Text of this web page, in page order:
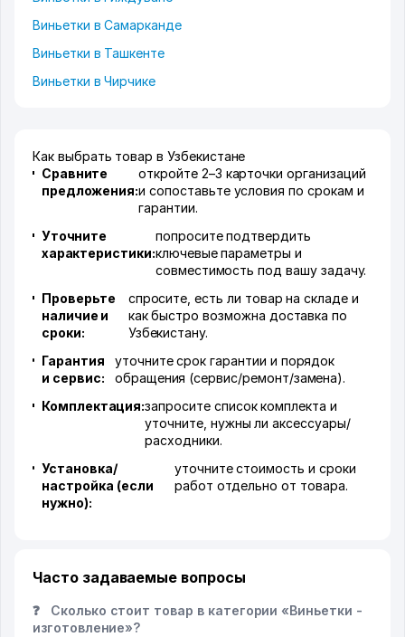
Виньетки в Самарканде
Виньетки в Ташкенте
Виньетки в Чирчике
Как выбрать товар в Узбекистане
Сравните
предложения:
откройте 2–3 карточки организаций
и сопоставьте условия по срокам и
гарантии.
Уточните
характеристики:
попросите подтвердить
ключевые параметры и
совместимость под вашу задачу.
Проверьте
наличие и
сроки:
спросите, есть ли товар на складе и
как быстро возможна доставка по
Узбекистану.
Гарантия
и сервис:
уточните срок гарантии и порядок
обращения (сервис/ремонт/замена).
Комплектация:запросите список комплекта и
уточните, нужны ли аксессуары/
расходники.
Установка/
настройка (если
нужно):
уточните стоимость и сроки
работ отдельно от товара.
Часто задаваемые вопросы
❓
Сколько стоит товар в категории «Виньетки -
изготовление»?